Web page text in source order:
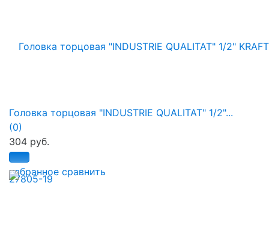
избранное сравнить
Головка торцовая "INDUSTRIE QUALITAT" 1/2"...
(0)
304 руб.